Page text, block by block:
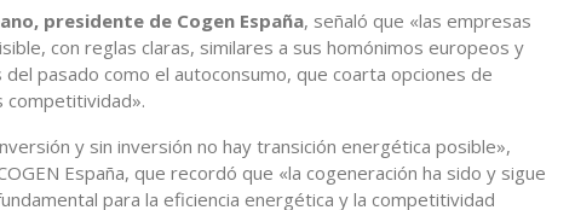
presidente de Cogen España, señaló que «las empresas
con reglas claras, similares a sus homónimos europeos y
pasado como el autoconsumo, que coarta opciones de
competitividad».
y sin inversión no hay transición energética posible»,
España, que recordó que «la cogeneración ha sido y sigue
para la eficiencia energética y la competitividad